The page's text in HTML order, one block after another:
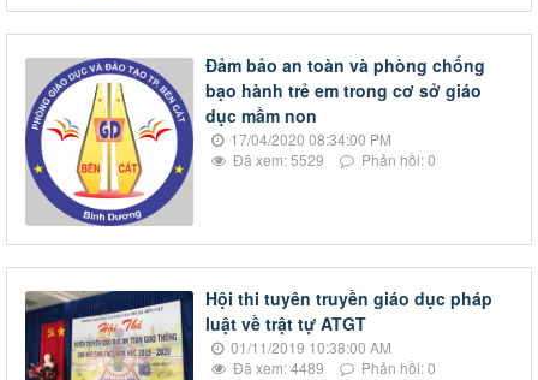
Đảm bảo an toàn và phòng chống
bạo hành trẻ em trong cơ sở giáo
dục mầm non
17/04/2020 08:34:00 PM
Đã xem: 5529
Phản hồi: 0
Hội thi tuyên truyền giáo dục pháp
luật về trật tự ATGT
01/11/2019 10:38:00 AM
Đã xem: 4489
Phản hồi: 0